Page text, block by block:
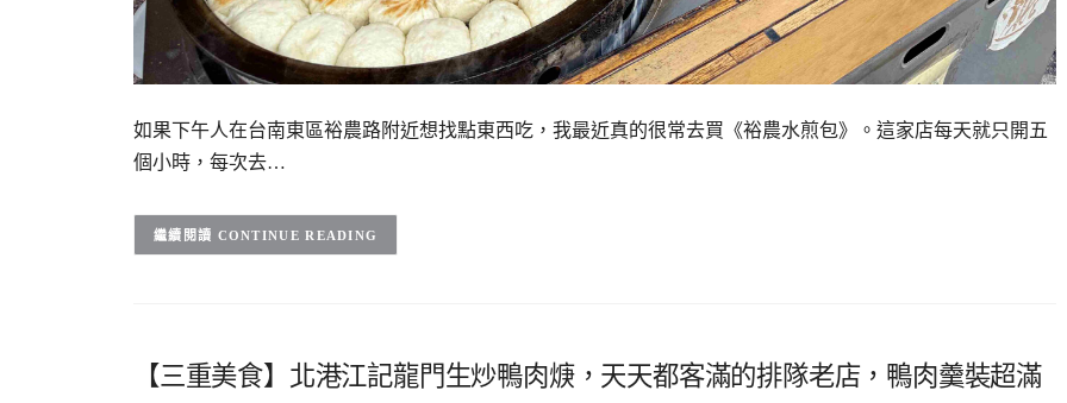
如果下午人在台南東區裕農路附近想找點東西吃，我最近真的很常去買《裕農水煎包》。這家店每天就只開五
個小時，每次去…
CONTINUE READING
【三重美食】北港江記龍門生炒鴨肉焿，天天都客滿的排隊老店，鴨肉羹裝超滿